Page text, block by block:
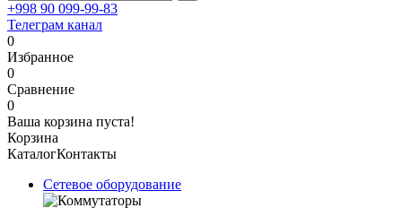
+998 90 099-99-83
Телеграм канал
0
Избранное
0
Сравнение
0
Ваша корзина пуста!
Корзина
КаталогКонтакты
Сетевое оборудование